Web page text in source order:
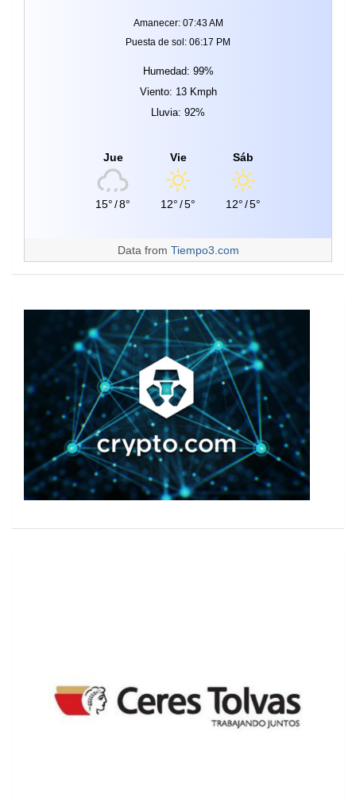
Amanecer: 07:43 AM
Puesta de sol: 06:17 PM
Humedad: 99%
Viento: 13 Kmph
Lluvia: 92%
Jue
15°/8°
Vie
12°/5°
Sáb
12°/5°
Data from Tiempo3.com